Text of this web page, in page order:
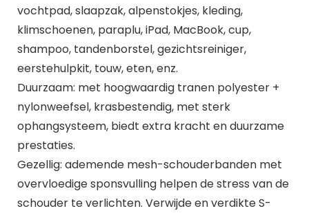
vochtpad, slaapzak, alpenstokjes, kleding,
klimschoenen, paraplu, iPad, MacBook, cup,
shampoo, tandenborstel, gezichtsreiniger,
eerstehulpkit, touw, eten, enz.
Duurzaam: met hoogwaardig tranen polyester +
nylonweefsel, krasbestendig, met sterk
ophangsysteem, biedt extra kracht en duurzame
prestaties.
Gezellig: ademende mesh-schouderbanden met
overvloedige sponsvulling helpen de stress van de
schouder te verlichten. Verwijde en verdikte S-